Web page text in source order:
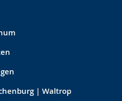
| Waltrop